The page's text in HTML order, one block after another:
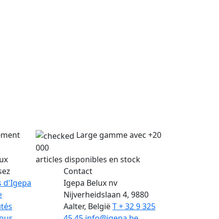
Large gamme avec +20
000
articles disponibles en stock
d'Igepa
Contact
Igepa Belux nv
Nijverheidslaan 4, 9880
Aalter, BelgiëT + 32 9 325